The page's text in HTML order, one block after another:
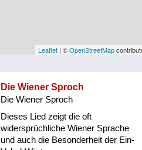
Leaflet | ©OpenStreetMap
Die Wiener Sproch
Die Wiener Sproch
Dieses Lied zeigt die oft
widersprüchliche Wiener Sprache
und auch die Besonderheit der Ein-